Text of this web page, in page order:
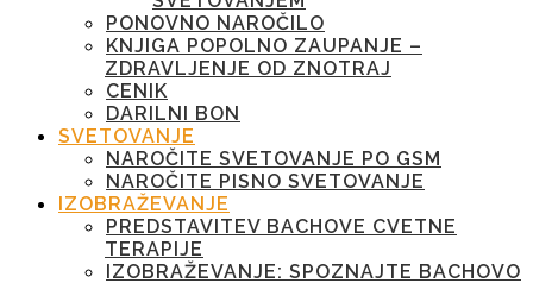
PONOVNO NAROČILO
KNJIGA POPOLNO ZAUPANJE –
ZDRAVLJENJE OD ZNOTRAJ
CENIK
DARILNI BON
SVETOVANJE
NAROČITE SVETOVANJE PO GSM
NAROČITE PISNO SVETOVANJE
IZOBRAŽEVANJE
PREDSTAVITEV BACHOVE CVETNE
TERAPIJE
IZOBRAŽEVANJE: SPOZNAJTE BACHOVO